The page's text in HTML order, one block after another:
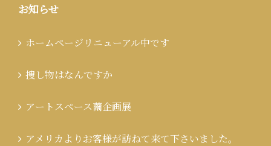
お知らせ
ホームページリニューアル中です
捜し物はなんですか
アートスペース繭企画展
アメリカよりお客様が訪ねて来て下さいました。